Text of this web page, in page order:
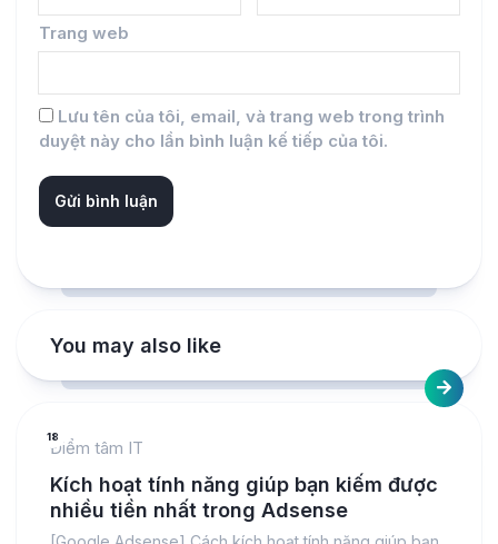
Trang web
Lưu tên của tôi, email, và trang web trong trình
duyệt này cho lần bình luận kế tiếp của tôi.
You may also like
18
Điểm tâm IT
Kích hoạt tính năng giúp bạn kiếm được
nhiều tiền nhất trong Adsense